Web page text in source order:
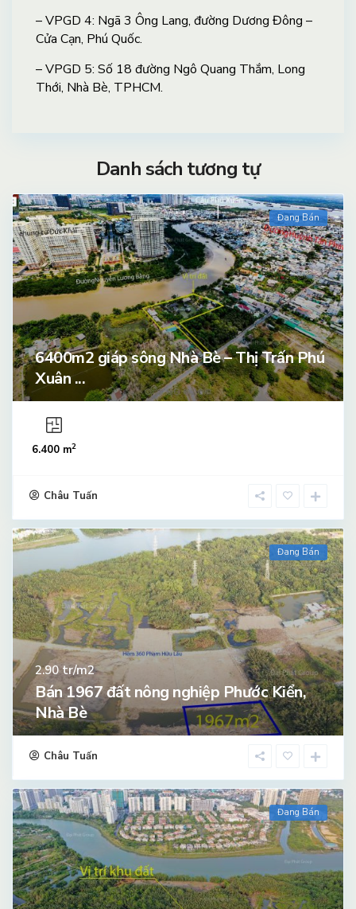
– VPGD 4: Ngã 3 Ông Lang, đường Dương Đông –
Cửa Cạn, Phú Quốc.
– VPGD 5: Số 18 đường Ngô Quang Thắm, Long
Thới, Nhà Bè, TPHCM.
Danh sách tương tự
Đang Bán
6400m2 giáp sông Nhà Bè – Thị Trấn Phú
Xuân ...
6.400 m2
Châu Tuấn
Đang Bán
2.90tr/m2
Bán 1967 đất nông nghiệp Phước Kiển,
Nhà Bè
Châu Tuấn
Đang Bán